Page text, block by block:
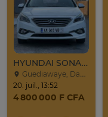
HYUNDAI SONATA 2016
Guediawaye, Dakar
20. juil., 13:52
4 800 000 F CFA